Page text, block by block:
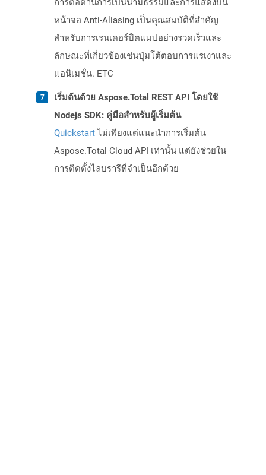
การต่อต้านการเป็นนามธรรมและการแสดงบน
หน้าจอ Anti-Aliasing เป็นคุณสมบัติที่สำคัญ
สำหรับการเรนเดอร์บิตแมปอย่างรวดเร็วและ
ลักษณะที่เกี่ยวข้องเช่นปุ่มโต้ตอบการแรเงาและ
แอนิเมชั่น. ETC
เริ่มต้นด้วย Aspose.Total REST API โดยใช้
Nodejs SDK: คู่มือสำหรับผู้เริ่มต้น
Quickstartไม่เพียงแต่แนะนำการเริ่มต้น
Aspose.Total Cloud API เท่านั้น แต่ยังช่วยใน
การติดตั้งไลบรารีที่จำเป็นอีกด้วย